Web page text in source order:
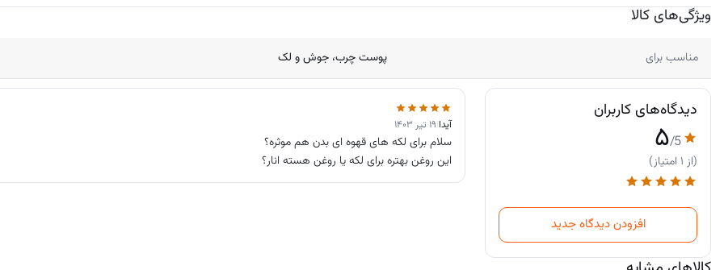
خواص روغن هسته آلبالو
با بررسی خواص روغن هسته آلبالو متوجه می‌ شویم که این عصاره طبیعی علاوه بر اینکه می‌ تواند به بهبود اندام‌ های بدن کمک کند، جهت رفع مشکلات
ویژگی‌های کالا
مناسب برای پوست چرب، جوش و لک
دیدگاه‌های کاربران
۵/5
(از ۱ امتیاز)
افزودن دیدگاه جدید
آیدا ۱۹ تیر ۱۴۰۳
سلام برای لکه های قهوه ای بدن هم موثره؟
این روغن بهتره برای لکه یا روغن هسته انار؟